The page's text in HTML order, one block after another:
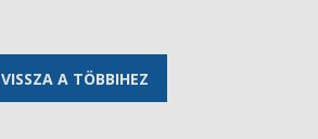
VISSZA A TÖBBIHEZ